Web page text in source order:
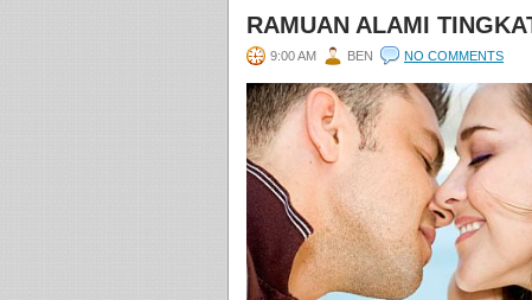
RAMUAN ALAMI
9:00 AM BEN NO COMMENTS